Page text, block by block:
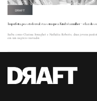
DRAFT
Imperfeita, possível e real: é assim que a Kind vê a mulher – e faz
Saiba como Clarissa Soneghet e Nathália Roberto, duas jovens
em um negócio inovador.